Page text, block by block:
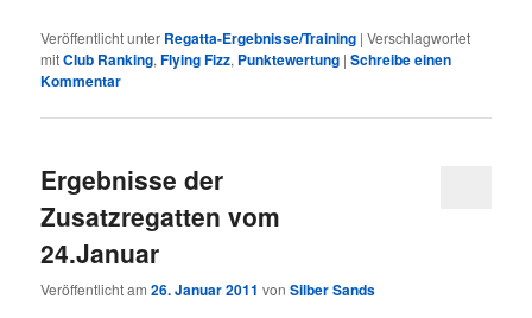
Veröffentlicht unter Regatta-Ergebnisse/Training |Verschlagwortet
mitClub Ranking,Flying Fizz, Punktewertung |Schreibe einen
Kommentar
Ergebnisse der
Zusatzregatten vom
24.Januar
Veröffentlicht am26. Januar 2011 vonSilber Sands